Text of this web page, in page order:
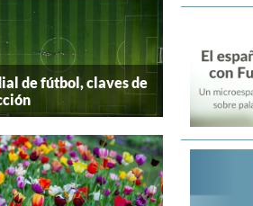
de fútbol, claves de